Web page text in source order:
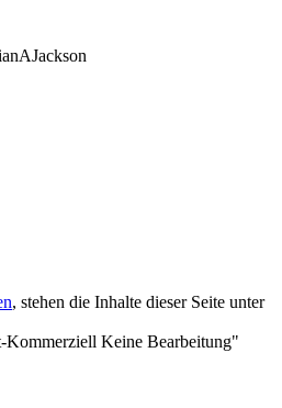
, stehen die Inhalte dieser Seite unter